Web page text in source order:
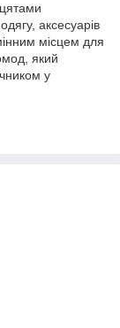
аксесуарів
місцем для
який
у